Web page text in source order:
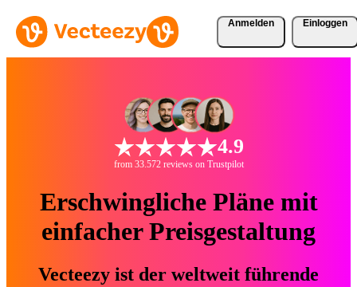
Anmelden Einloggen
4.9
from 33.572 reviews on Trustpilot
Erschwingliche Pläne mit
einfacher Preisgestaltung
Vecteezy ist der weltweit führende